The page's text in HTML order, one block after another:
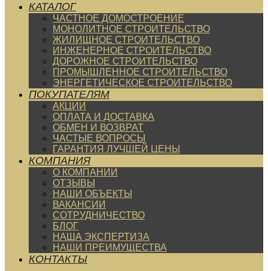
КАТАЛОГ
ЧАСТНОЕ ДОМОСТРОЕНИЕ
МОНОЛИТНОЕ СТРОИТЕЛЬСТВО
ЖИЛИЩНОЕ СТРОИТЕЛЬСТВО
ИНЖЕНЕРНОЕ СТРОИТЕЛЬСТВО
ДОРОЖНОЕ СТРОИТЕЛЬСТВО
ПРОМЫШЛЕННОЕ СТРОИТЕЛЬСТВО
ЭНЕРГЕТИЧЕСКОЕ СТРОИТЕЛЬСТВО
ПОКУПАТЕЛЯМ
АКЦИИ
ОПЛАТА И ДОСТАВКА
ОБМЕН И ВОЗВРАТ
ЧАСТЫЕ ВОПРОСЫ
ГАРАНТИЯ ЛУЧШЕЙ ЦЕНЫ
КОМПАНИЯ
О КОМПАНИИ
ОТЗЫВЫ
НАШИ ОБЪЕКТЫ
ВАКАНСИИ
СОТРУДНИЧЕСТВО
БЛОГ
НАША ЭКСПЕРТИЗА
НАШИ ПРЕИМУЩЕСТВА
КОНТАКТЫ